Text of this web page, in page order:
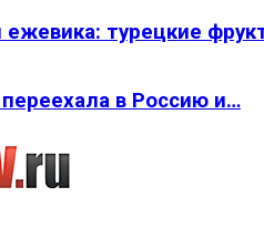
ежевика: турецкие
в Россию и…